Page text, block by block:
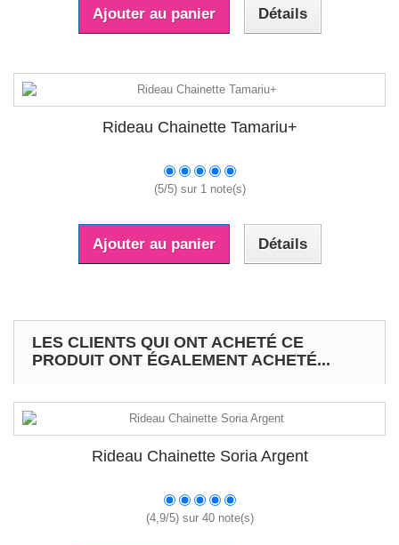
Ajouter au panier Détails
Rideau Chainette Tamariu+
(5/5) sur 1 note(s)
Ajouter au panier Détails
LES CLIENTS QUI ONT ACHETÉ CE
PRODUIT ONT ÉGALEMENT ACHETÉ...
Rideau Chainette Soria Argent
(4,9/5) sur 40note(s)